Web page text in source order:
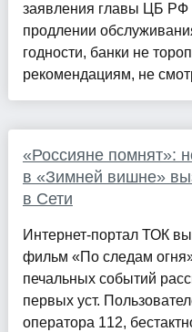
заявления главы ЦБ
продлении
годности, банки не
рекомендациям, не
«Россияне помнят»:
в «Зимней вишне»
в Сети
Интернет-портал ТОК
фильм «По следам
печальных событий
первых уст.
оператора 112,